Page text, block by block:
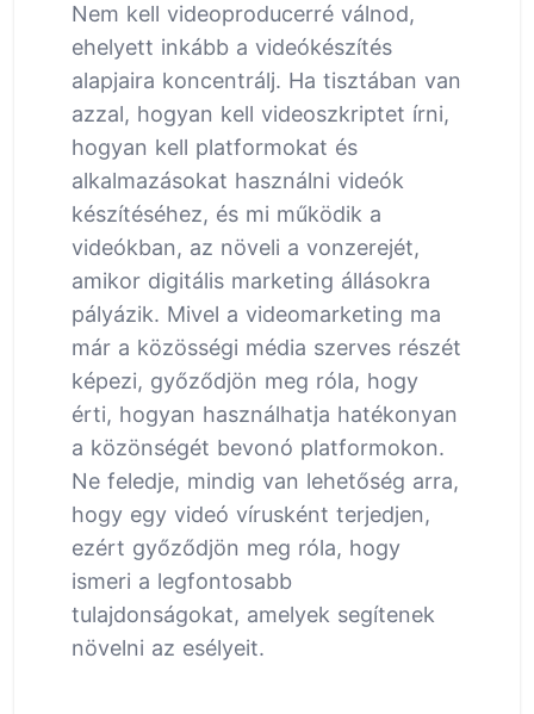
Nem kell videoproducerré válnod,
ehelyett inkább a videókészítés
alapjaira koncentrálj. Ha tisztában van
azzal, hogyan kell videoszkriptet írni,
hogyan kell platformokat és
alkalmazásokat használni videók
készítéséhez, és mi működik a
videókban, az növeli a vonzerejét,
amikor digitális marketing állásokra
pályázik. Mivel a videomarketing ma
már a közösségi média szerves részét
képezi, győződjön meg róla, hogy
érti, hogyan használhatja hatékonyan
a közönségét bevonó platformokon.
Ne feledje, mindig van lehetőség arra,
hogy egy videó vírusként terjedjen,
ezért győződjön meg róla, hogy
ismeri a legfontosabb
tulajdonságokat, amelyek segítenek
növelni az esélyeit.